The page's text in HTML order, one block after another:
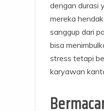
dengan durasi
mereka
sanggup dari
bisa
stress tetapi
karyawan